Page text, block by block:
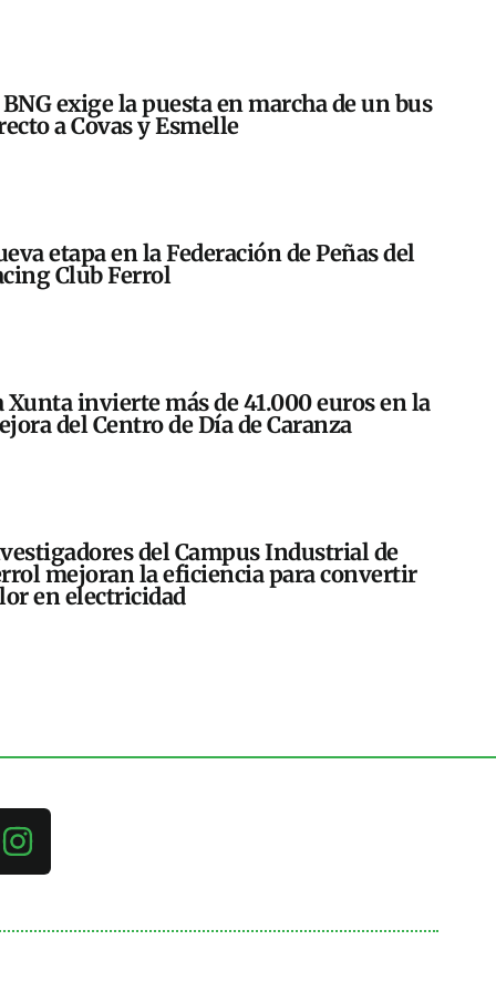
exige la puesta en marcha de un bus
a Covas y Esmelle
etapa en la Federación de Peñas del
Club Ferrol
Xunta invierte más de 41.000 euros en la
del Centro de Día de Caranza
del Campus Industrial de
mejoran la eficiencia para convertir
en electricidad